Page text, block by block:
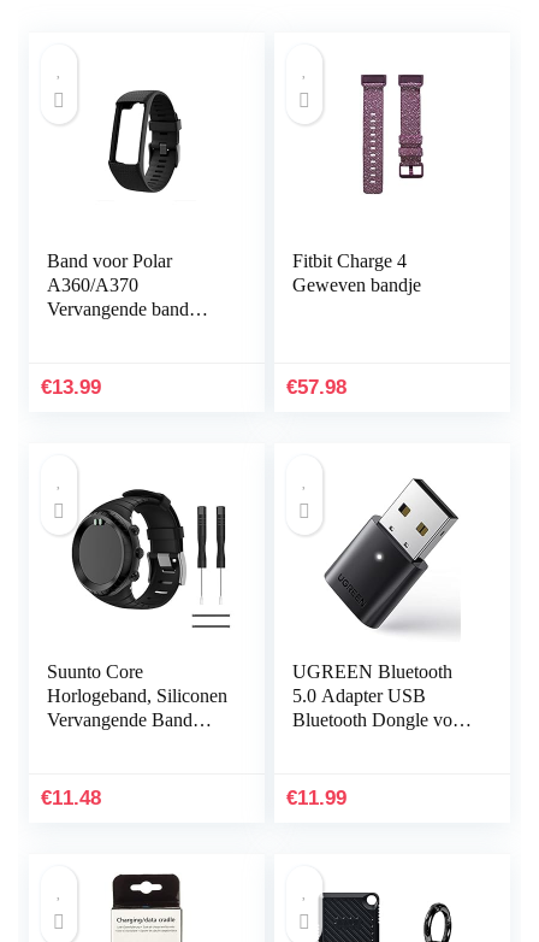
Band voor Polar
A360/A370
Vervangende band
Vervangende band
€13.99
Fitbit Charge 4
Geweven bandje
€57.98
Suunto Core
Horlogeband, Siliconen
Vervangende Band
Horlogeband
€11.48
UGREEN Bluetooth
5.0 Adapter USB
Bluetooth Dongle voor
Compatibel met
€11.99